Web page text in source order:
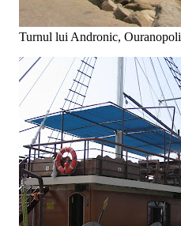
Turnul lui Andronic, Ouranopoli